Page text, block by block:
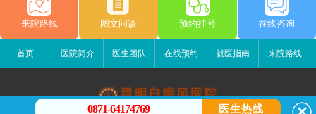
来院路线 图文问诊 预约挂号 在线咨询
首页 医院简介 医生团队 在线预约 就医指南 来院路线
0871-64174769 医生热线